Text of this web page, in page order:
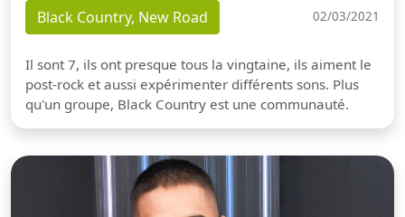
Black Country, New Road 02/03/2021
Il sont 7, ils ont presque tous la vingtaine, ils aiment le
post-rock et aussi expérimenter différents sons. Plus
qu'un groupe, Black Country est une communauté.